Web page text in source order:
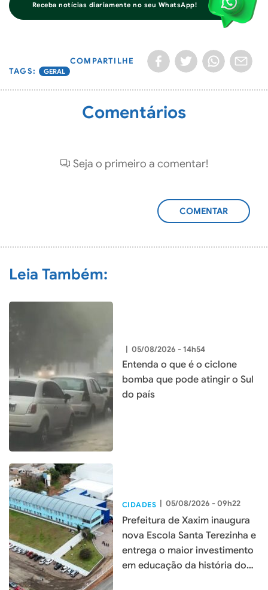
Receba notícias diariamente no seu WhatsApp!
GERAL
COMPARTILHE
Comentários
Seja o primeiro a comentar!
ADICIONAR
Leia Também:
| 05/08/2026 - 14h54
Entenda o que é o ciclone
bomba que pode atingir o Sul
do país
CIDADES | 05/08/2026 - 09h22
Prefeitura de Xaxim inaugura
nova Escola Santa Terezinha e
entrega o maior investimento
em educação da história do